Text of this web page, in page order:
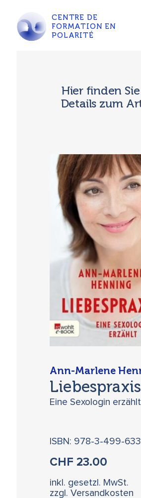
CENTRE DE
FORMATION EN
POLARITÉ
Hier finden
Details zum
Ann-Marlene
Liebespraxis
Eine Sexologin erzählt
ISBN: 978-3-499-
CHF23.00
inkl. gesetzl. MwSt.
zzgl. Versandkosten